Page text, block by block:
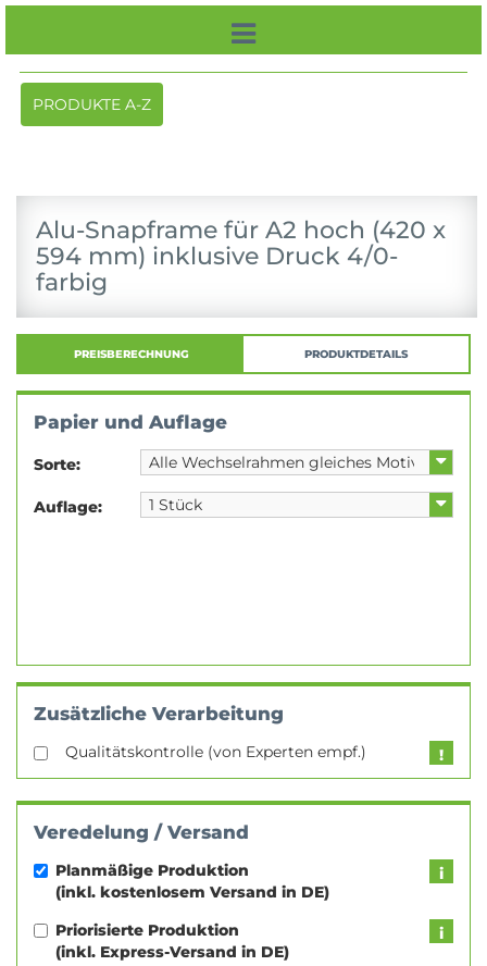
Toggle
navigation
PRODUKTE A-Z
Alu-Snapframe für A2 hoch (420 x
594 mm) inklusive Druck 4/0-
farbig
PREISBERECHNUNG PRODUKTDETAILS
Papier und Auflage
Sorte:
Auflage:
Zusätzliche Verarbeitung
Qualitätskontrolle (von Experten empf.)
Veredelung / Versand
Planmäßige Produktion
(inkl. kostenlosem Versand in DE)
Priorisierte Produktion
(inkl. Express-Versand in DE)